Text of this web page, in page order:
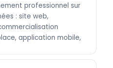
professionnel sur
: site web,
application mobile,